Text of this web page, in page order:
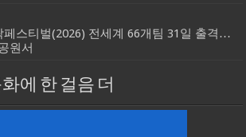
페스티벌(2026) 전세계 66개팀 31일 출격…
원서
에 한 걸음 더